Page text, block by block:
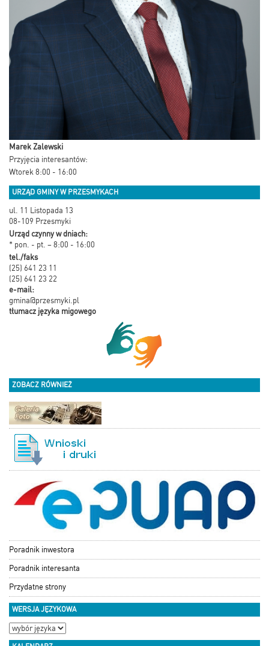
Marek Zalewski
Przyjęcia interesantów:
Wtorek 8:00 - 16:00
URZĄD GMINY W PRZESMYKACH
ul. 11 Listopada 13
08-109 Przesmyki
Urząd czynny w dniach:
* pon. - pt. – 8:00 - 16:00
tel./faks
(25) 641 23 11
(25) 641 23 22
e-mail:
gmina@przesmyki.pl
tłumacz języka migowego
ZOBACZ RÓWNIEŻ
Poradnik inwestora
Poradnik interesanta
Przydatne strony
WERSJA JĘZYKOWA